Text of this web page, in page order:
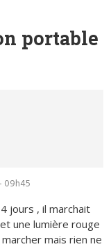
portable
09h45
jours , il marchait
une lumière rouge
mais rien ne